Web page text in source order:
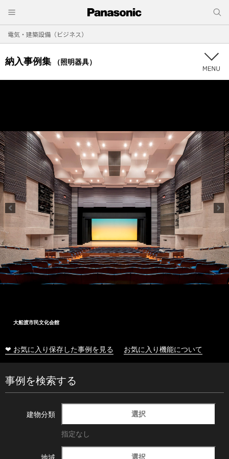
電気・建築設備（ビジネス）
納入事例集 （照明器具）
大船渡市民文化会館
❤ お気に入り保存した事例を見る お気に入り機能について
事例を検索する
建物分類 選択
指定なし
地域 選択